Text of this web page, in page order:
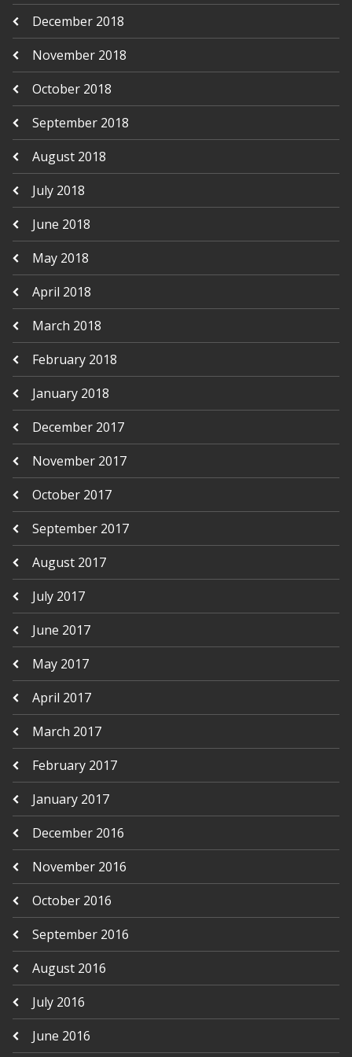
December 2018
November 2018
October 2018
September 2018
August 2018
July 2018
June 2018
May 2018
April 2018
March 2018
February 2018
January 2018
December 2017
November 2017
October 2017
September 2017
August 2017
July 2017
June 2017
May 2017
April 2017
March 2017
February 2017
January 2017
December 2016
November 2016
October 2016
September 2016
August 2016
July 2016
June 2016